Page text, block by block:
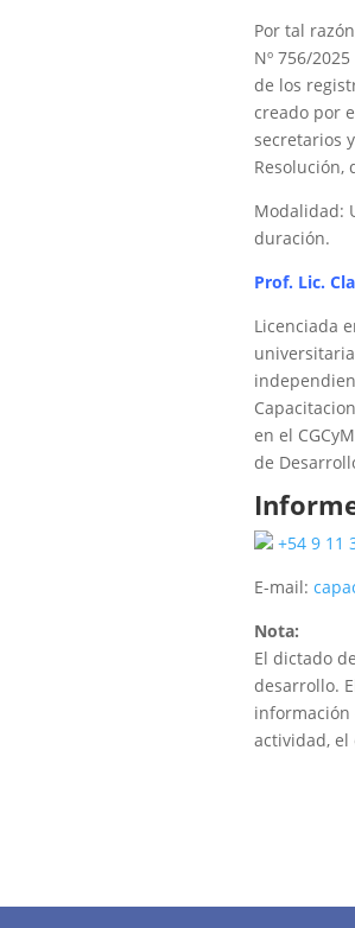
Por tal
Nº 756/
de los
creado por
secretarios
Resolución,
Modalidad:
duración.
Prof. Lic.
Licenciada
en el
de
+54 9 11
E-mail:
Nota:
El dictado
desarrollo.
información
actividad,